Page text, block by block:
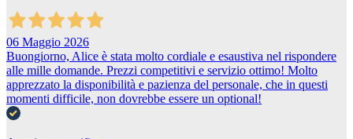
06 Maggio 2026
Buongiorno, Alice è stata molto cordiale e esaustiva nel rispondere
alle mille domande. Prezzi competitivi e servizio ottimo! Molto
apprezzato la disponibilità e pazienza del personale, che in questi
momenti difficile, non dovrebbe essere un optional!